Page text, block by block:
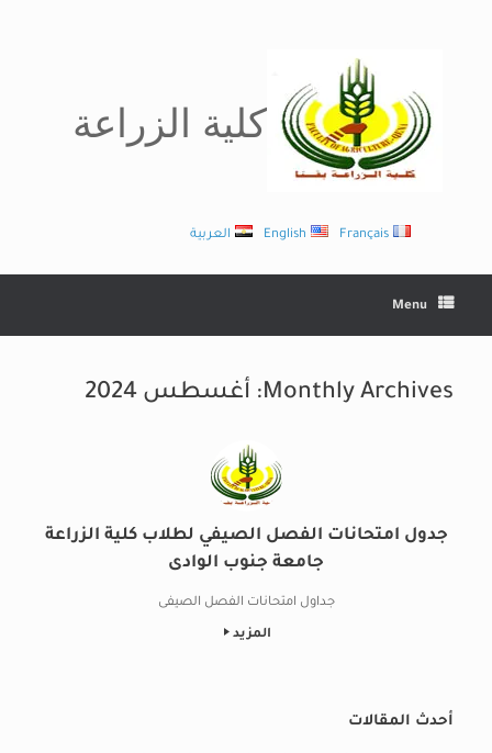
كلية الزراعة
العربية English Français
Menu
Monthly Archives: أغسطس 2024
جدول امتحانات الفصل الصيفي لطلاب كلية الزراعة
جامعة جنوب الوادى
جداول امتحانات الفصل الصيفى
المزيد
أحدث المقالات